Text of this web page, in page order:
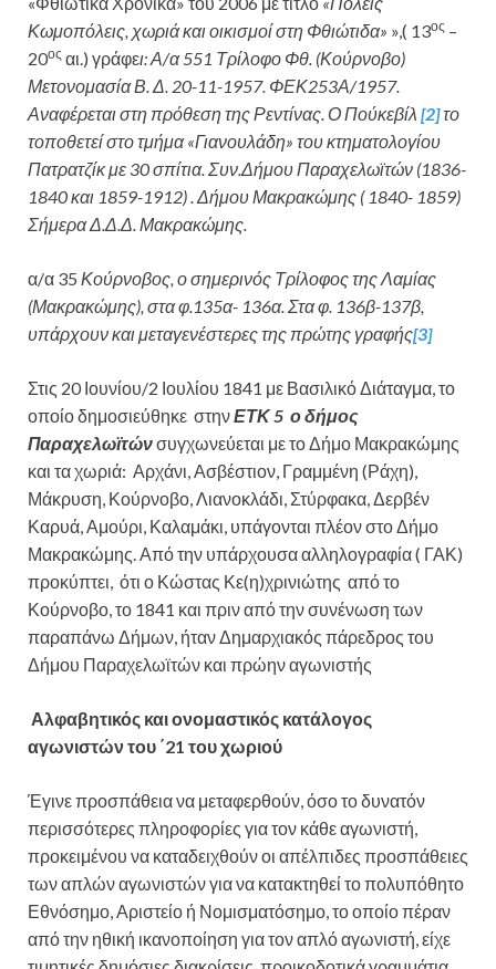
Κωμοπόλεις, χωριά και οικισμοί στη Φθιώτιδα» »,( 13ος –
20ος αι.) γράφει: Α/α 551 Τρίλοφο Φθ. (Κούρνοβο)
Μετονομασία Β. Δ. 20-11-1957. ΦΕΚ253Α/1957.
Αναφέρεται στη πρόθεση της Ρεντίνας. Ο Πούκεβίλ [2]το
τοποθετεί στο τμήμα «Γιανουλάδη» του κτηματολογίου
Πατρατζίκ με 30 σπίτια. Συν.Δήμου Παραχελωϊτών (1836-
1840 και 1859-1912) . Δήμου Μακρακώμης ( 1840- 1859)
Σήμερα Δ.Δ.Δ. Μακρακώμης.
α/α 35 Κούρνοβος, ο σημερινός Τρίλοφος της Λαμίας
(Μακρακώμης), στα φ.135α- 136α. Στα φ. 136β-137β,
υπάρχουν και μεταγενέστερες της πρώτης γραφής[3]
Στις 20 Ιουνίου/2 Ιουλίου 1841 με Βασιλικό Διάταγμα, το
οποίο δημοσιεύθηκε στηνΕΤΚ 5 ο δήμος
Παραχελωϊτώνσυγχωνεύεται με το Δήμο Μακρακώμης
και τα χωριά: Αρχάνι, Ασβέστιον, Γραμμένη (Ράχη),
Μάκρυση, Κούρνοβο, Λιανοκλάδι, Στύρφακα, Δερβέν
Καρυά, Αμούρι, Καλαμάκι, υπάγονται πλέον στο Δήμο
Μακρακώμης. Από την υπάρχουσα αλληλογραφία ( ΓΑΚ)
προκύπτει, ότι ο Κώστας Κε(η)χρινιώτης από το
Κούρνοβο, το 1841 και πριν από την συνένωση των
παραπάνω Δήμων, ήταν Δημαρχιακός πάρεδρος του
Δήμου Παραχελωϊτών και πρώην αγωνιστής
Αλφαβητικός και ονομαστικός κατάλογος
αγωνιστών του ΄21 του χωριού
Έγινε προσπάθεια να μεταφερθούν, όσο το δυνατόν
περισσότερες πληροφορίες για τον κάθε αγωνιστή,
προκειμένου να καταδειχθούν οι απέλπιδες προσπάθειες
των απλών αγωνιστών για να κατακτηθεί το πολυπόθητο
Εθνόσημο, Αριστείο ή Νομισματόσημο, το οποίο πέραν
από την ηθική ικανοποίηση για τον απλό αγωνιστή, είχε